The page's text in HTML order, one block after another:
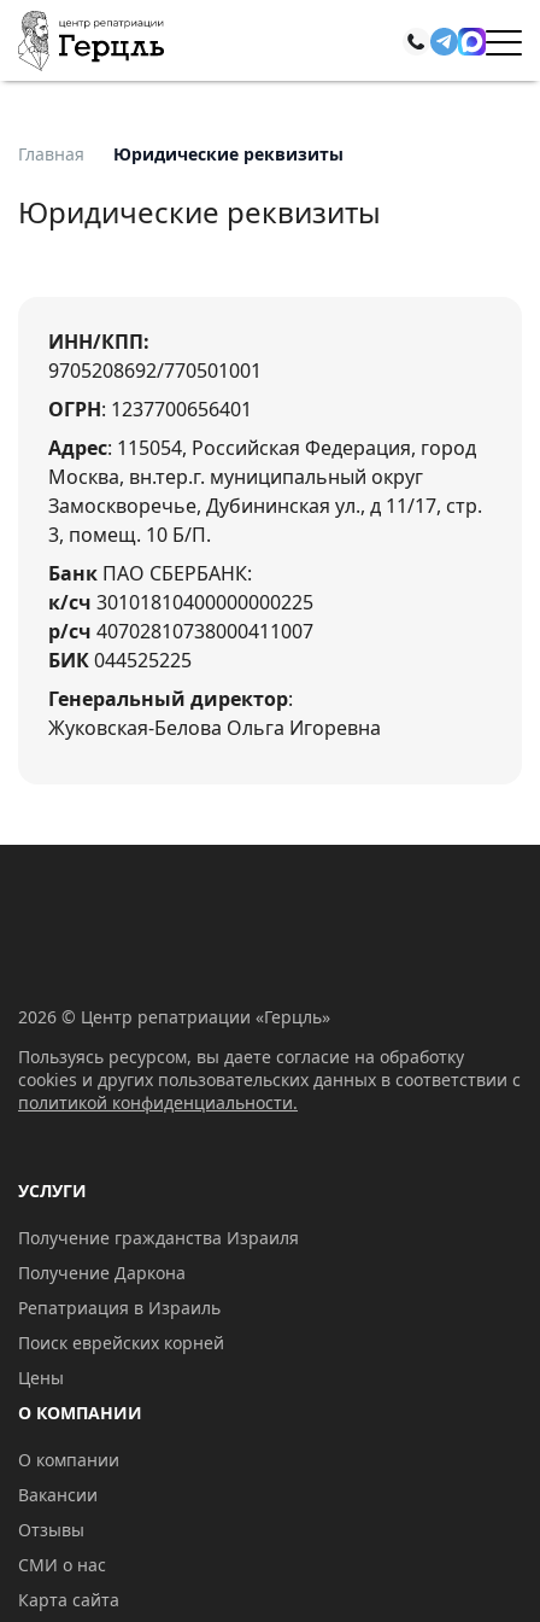
Главная Юридические реквизиты
Юридические реквизиты
ИНН/КПП:
9705208692/770501001
ОГРН: 1237700656401
Адрес: 115054, Российская Федерация, город
Москва, вн.тер.г. муниципальный округ
Замоскворечье, Дубининская ул., д 11/17, стр.
3, помещ. 10 Б/П.
Банк ПАО СБЕРБАНК:
к/сч 30101810400000000225
р/сч 40702810738000411007
БИК044525225
Генеральный директор:
Жуковская-Белова Ольга Игоревна
2026 © Центр репатриации «Герцль»
Пользуясь ресурсом, вы даете согласие на обработку
cookies и других пользовательских данных в соответствии с
политикой конфиденциальности.
УСЛУГИ
Получение гражданства Израиля
Получение Даркона
Репатриация в Израиль
Поиск еврейских корней
Цены
О КОМПАНИИ
О компании
Вакансии
Отзывы
СМИ о нас
Карта сайта